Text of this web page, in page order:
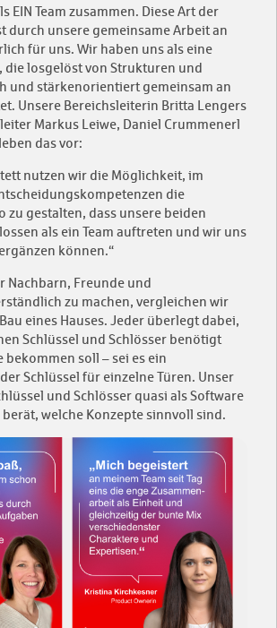
EIN Team zusammen. Diese Art der
durch unsere gemeinsame Arbeit an
für uns. Wir haben uns als eine
die losgelöst von Strukturen und
und stärkenorientiert gemeinsam an
Unsere Bereichsleiterin Britta Lengers
Markus Leiwe, Daniel Crummenerl
das vor:
nutzen wir die Möglichkeit, im
die
zu gestalten, dass unsere beiden
als ein Team auftreten und wir uns
können.“
Nachbarn, Freunde und
zu machen, vergleichen wir
eines Hauses. Jeder überlegt dabei,
Schlüssel und Schlösser benötigt
bekommen soll – sei es ein
Schlüssel für einzelne Türen. Unser
und Schlösser quasi als Software
welche Konzepte sinnvoll sind.